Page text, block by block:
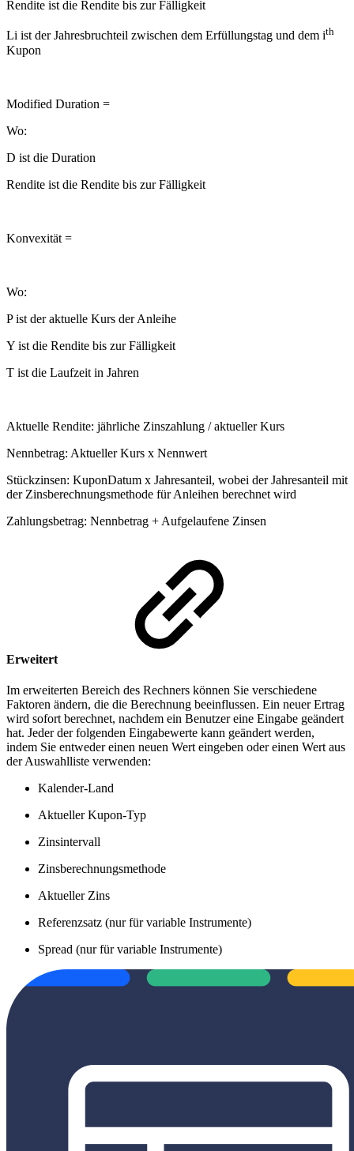
Rendite ist die Rendite bis zur Fälligkeit
Li ist der Jahresbruchteil zwischen dem Erfüllungstag und dem ith
Kupon
Modified Duration =
Wo:
D ist die Duration
Rendite ist die Rendite bis zur Fälligkeit
Konvexität =
Wo:
P ist der aktuelle Kurs der Anleihe
Y ist die Rendite bis zur Fälligkeit
T ist die Laufzeit in Jahren
Aktuelle Rendite: jährliche Zinszahlung / aktueller Kurs
Nennbetrag: Aktueller Kurs x Nennwert
Stückzinsen: KuponDatum x Jahresanteil, wobei der Jahresanteil mit
der Zinsberechnungsmethode für Anleihen berechnet wird
Zahlungsbetrag: Nennbetrag + Aufgelaufene Zinsen
Erweitert
Im erweiterten Bereich des Rechners können Sie verschiedene
Faktoren ändern, die die Berechnung beeinflussen. Ein neuer Ertrag
wird sofort berechnet, nachdem ein Benutzer eine Eingabe geändert
hat. Jeder der folgenden Eingabewerte kann geändert werden,
indem Sie entweder einen neuen Wert eingeben oder einen Wert aus
der Auswahlliste verwenden:
Kalender-Land
Aktueller Kupon-Typ
Zinsintervall
Zinsberechnungsmethode
Aktueller Zins
Referenzsatz (nur für variable Instrumente)
Spread (nur für variable Instrumente)